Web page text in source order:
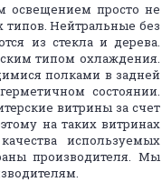
освещением просто не
Нейтральные без
из стекла и дерева.
типом охлаждения.
полками в задней
состоянии.
витрины за счет
на таких витринах
используемых
производителя. Мы